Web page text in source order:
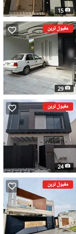
15
مقبول ترین
29
مقبول ترین
24
مقبول ترین